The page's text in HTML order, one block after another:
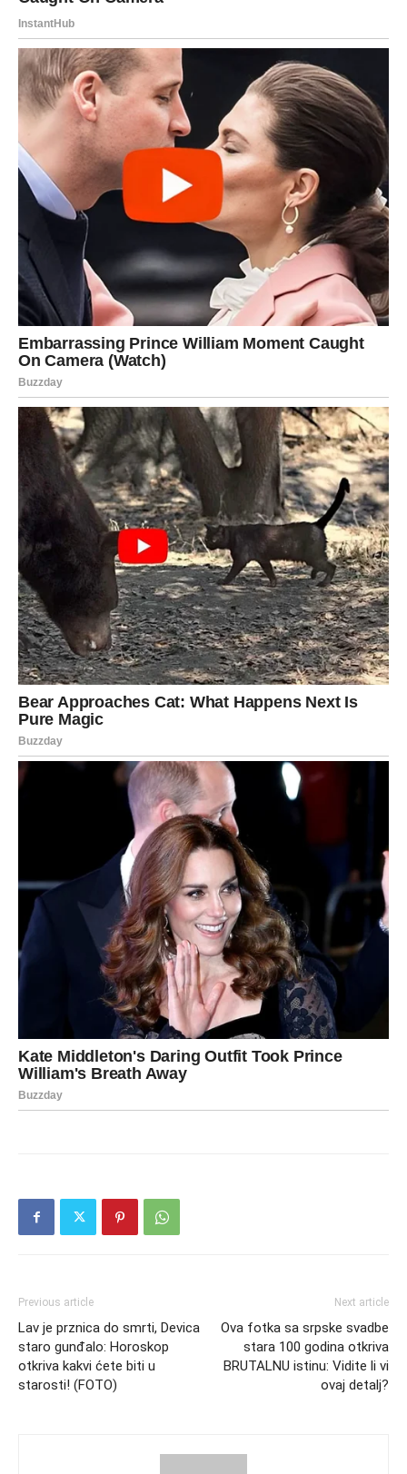
Previous article
Lav je prznica do smrti, Devica
staro gunđalo: Horoskop
otkriva kakvi ćete biti u
starosti! (FOTO)
Next article
Ova fotka sa srpske svadbe
stara 100 godina otkriva
BRUTALNU istinu: Vidite li vi
ovaj detalj?